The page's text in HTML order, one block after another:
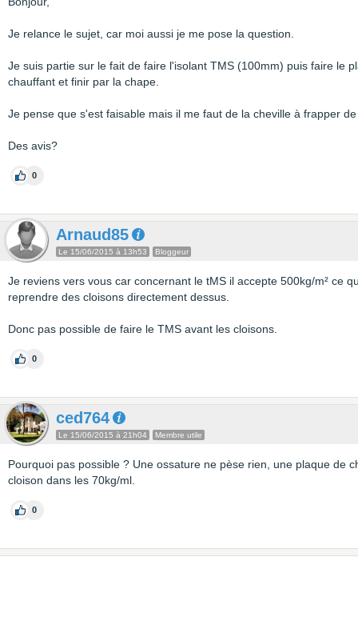
Je relance le sujet, car moi aussi je me pose la question.
Je suis partie sur le fait de faire l'isolant TMS (100mm) puis faire le
chauffant et finir par la chape.
Je pense que s'est faisable mais il me faut de la cheville à frapper
Des avis?
0
Arnaud85
Le 15/06/2015 à 13h53 Bloggeur
Je reviens vers vous car concernant le tMS il accepte 500kg/m² ce
reprendre des cloisons directement dessus.
Donc pas possible de faire le TMS avant les cloisons.
0
ced764
Le 15/06/2015 à 21h04 Membre utile
Pourquoi pas possible ? Une ossature ne pèse rien, une plaque de
cloison dans les 70kg/ml.
0